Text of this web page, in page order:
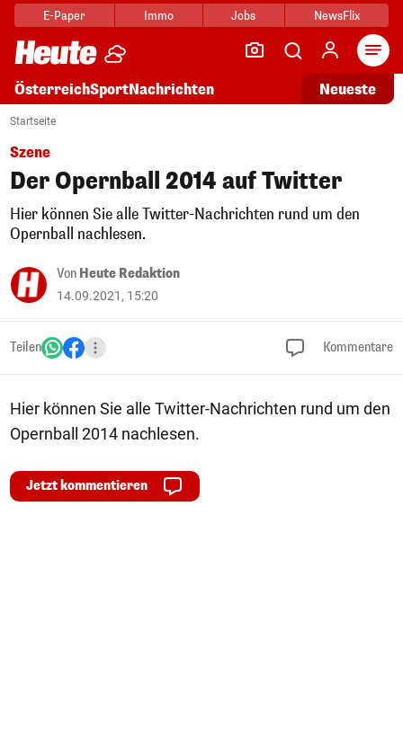
E-Paper Immo Jobs NewsFlix
ÖsterreichSportNachrichten Neueste
Startseite
Szene
Der Opernball 2014 auf Twitter
Hier können Sie alle Twitter-Nachrichten rund um den
Opernball nachlesen.
Von Heute Redaktion
14.09.2021, 15:20
Teilen Kommentare
Hier können Sie alle Twitter-Nachrichten rund um den
Opernball 2014 nachlesen.
Jetzt kommentieren